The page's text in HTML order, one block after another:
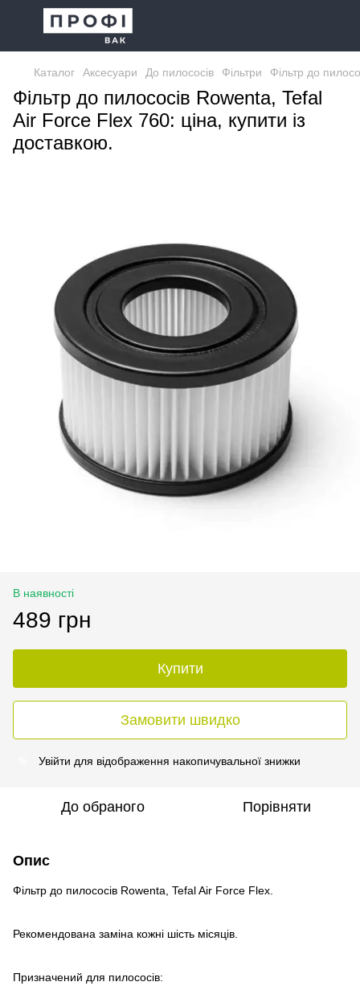
Каталог Аксесуари До пилососів Фільтри Фільтр до
Фільтр до пилососів Rowenta, Tefal
Air Force Flex 760: ціна, купити із
доставкою.
В наявності
489 грн
Купити
Замовити швидко
Увійти для відображення накопичувальної знижки
До обраного Порівняти
Опис
Фільтр до пилососів Rowenta, Tefal Air Force Flex.
Рекомендована заміна кожні шість місяців.
Призначений для пилососів: